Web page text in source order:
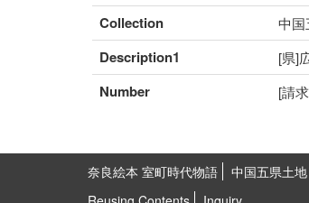
Collection 中国
Description1 [県]
Number [請
奈良絵本 室町時代物語 中国五県土